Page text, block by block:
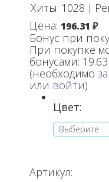
Хиты: 1028 |
Цена: 196.31 ₽
Бонус при
При покупке
бонусами:
(необходимо
или войти)
Цвет:
Артикул: